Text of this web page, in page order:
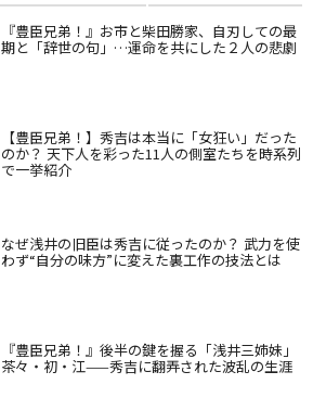
『豊臣兄弟！』お市と柴田勝家、自刃しての最
期と「辞世の句」…運命を共にした２人の悲劇
【豊臣兄弟！】秀吉は本当に「女狂い」だった
のか？ 天下人を彩った11人の側室たちを時系列
で一挙紹介
なぜ浅井の旧臣は秀吉に従ったのか？ 武力を使
わず“自分の味方”に変えた裏工作の技法とは
『豊臣兄弟！』後半の鍵を握る「浅井三姉妹」
茶々・初・江——秀吉に翻弄された波乱の生涯